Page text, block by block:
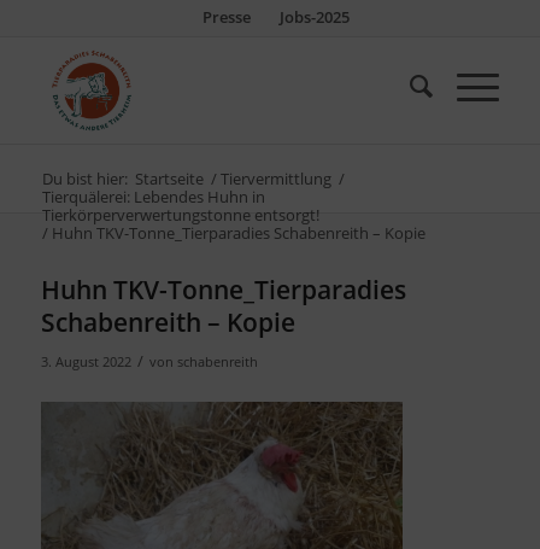
Presse Jobs-2025
Du bist hier: Startseite / Tiervermittlung /
Tierquälerei: Lebendes Huhn in
Tierkörperverwertungstonne entsorgt!
/ Huhn TKV-Tonne_Tierparadies Schabenreith – Kopie
Huhn TKV-Tonne_Tierparadies
Schabenreith – Kopie
3. August 2022 / von schabenreith